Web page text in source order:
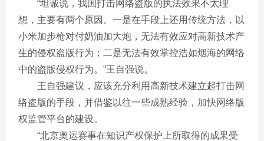
“坦诚说，我国打击网络盗版的执法效果不太理
想，主要有两个原因。一是在手段上还用传统方法，以
小米加步枪对付奶油加大炮，无法有效应对高新技术产
生的侵权盗版行为；二是无法有效掌控浩如烟海的网络
中的盗版侵权行为。”王自强说。
王自强建议，应该充分利用高新技术建立起打击网
络盗版的手段，并借鉴以往一些成熟经验，加快网络版
权监管平台的建设。
“北京奥运赛事在知识产权保护上所取得的成果受